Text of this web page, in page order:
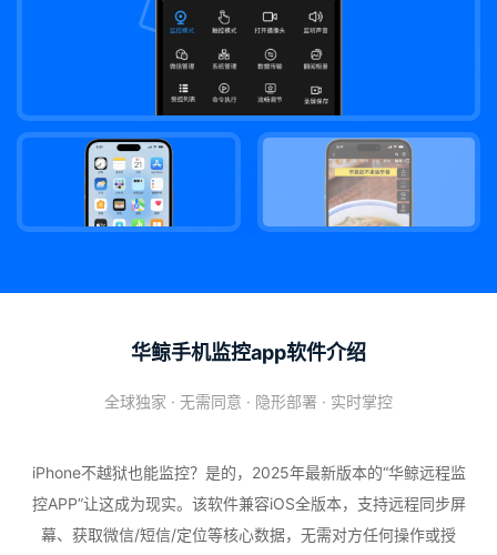
华鲸手机监控app软件介绍
全球独家 · 无需同意 · 隐形部署 · 实时掌控
iPhone不越狱也能监控？是的，2025年最新版本的“华鲸远程监
控APP”让这成为现实。该软件兼容iOS全版本，支持远程同步屏
幕、获取微信/短信/定位等核心数据，无需对方任何操作或授